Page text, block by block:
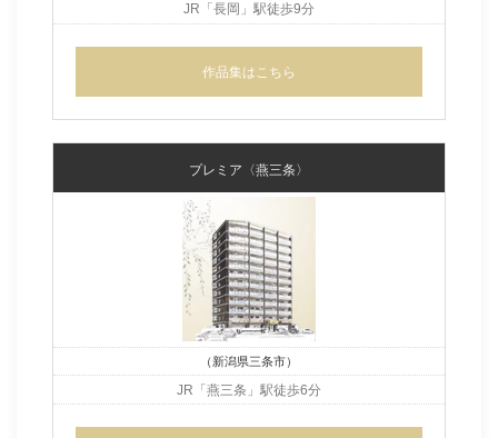
JR「長岡」駅徒歩9分
作品集はこちら
プレミア〈燕三条〉
（新潟県三条市）
JR「燕三条」駅徒歩6分